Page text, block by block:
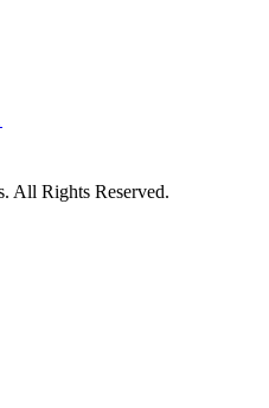
All Rights Reserved.